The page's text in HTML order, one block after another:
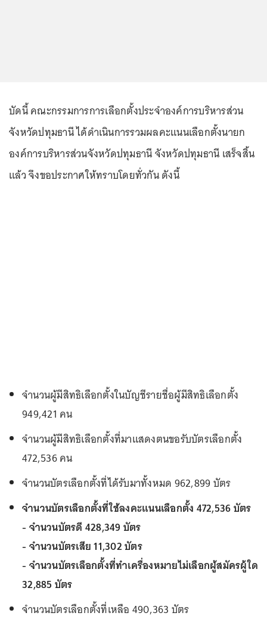
บัดนี้ คณะกรรมการการเลือกตั้งประจำองค์การบริหารส่วน
จังหวัดปทุมธานี ได้ดำเนินการรวมผลคะแนนเลือกตั้งนายก
องค์การบริหารส่วนจังหวัดปทุมธานี จังหวัดปทุมธานี เสร็จสิ้น
แล้ว จึงขอประกาศให้ทราบโดยทั่วกัน ดังนี้
จำนวนผู้มีสิทธิเลือกตั้งในบัญชีรายชื่อผู้มีสิทธิเลือกตั้ง
949,421 คน
จำนวนผู้มีสิทธิเลือกตั้งที่มาแสดงตนขอรับบัตรเลือกตั้ง
472,536 คน
จำนวนบัตรเลือกตั้งที่ได้รับมาทั้งหมด 962,899 บัตร
จำนวนบัตรเลือกตั้งที่ใช้ลงคะแนนเลือกตั้ง 472,536 บัตร
- จำนวนบัตรดี 428,349 บัตร
- จำนวนบัตรเสีย 11,302 บัตร
- จำนวนบัตรเลือกตั้งที่ทำเครื่องหมายไม่เลือกผู้สมัครผู้ใด
32,885 บัตร
จำนวนบัตรเลือกตั้งที่เหลือ 490,363 บัตร